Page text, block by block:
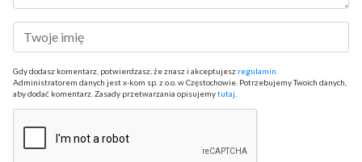
Gdy dodasz komentarz, potwierdzasz, że znasz i akceptujesz regulamin
Administratorem danych jest x-kom sp. z o.o. w Częstochowie. Potrzebujemy Twoich danych,
aby dodać komentarz. Zasady przetwarzania opisujemytutaj